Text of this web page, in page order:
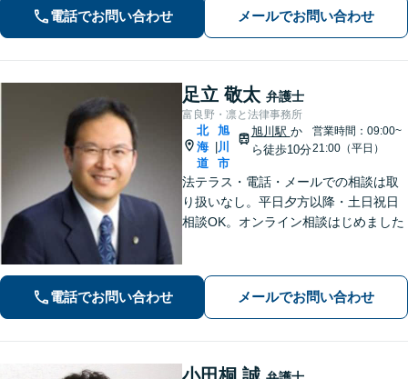
可能です。
電話でお問い合わせ メールでお問い合わせ
足立 敬太 弁護士
富良野・凛と法律事務所
北
海
道
旭
川
市
旭川駅 か
ら徒歩10分
営業時間：09:00~
21:00（平日）
法テラス・電話・メールでの相談は取
り扱いなし。平日夕方以降・土日祝日
相談OK。オンライン相談はじめました
電話でお問い合わせ メールでお問い合わせ
小田桐 誠